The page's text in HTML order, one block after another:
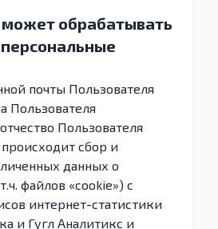
обрабатывать
почты Пользователя
Пользователя
Пользователя
сбор и
данных о
файлов «cookie») с
интернет-статистики
и Гугл Аналитикс и